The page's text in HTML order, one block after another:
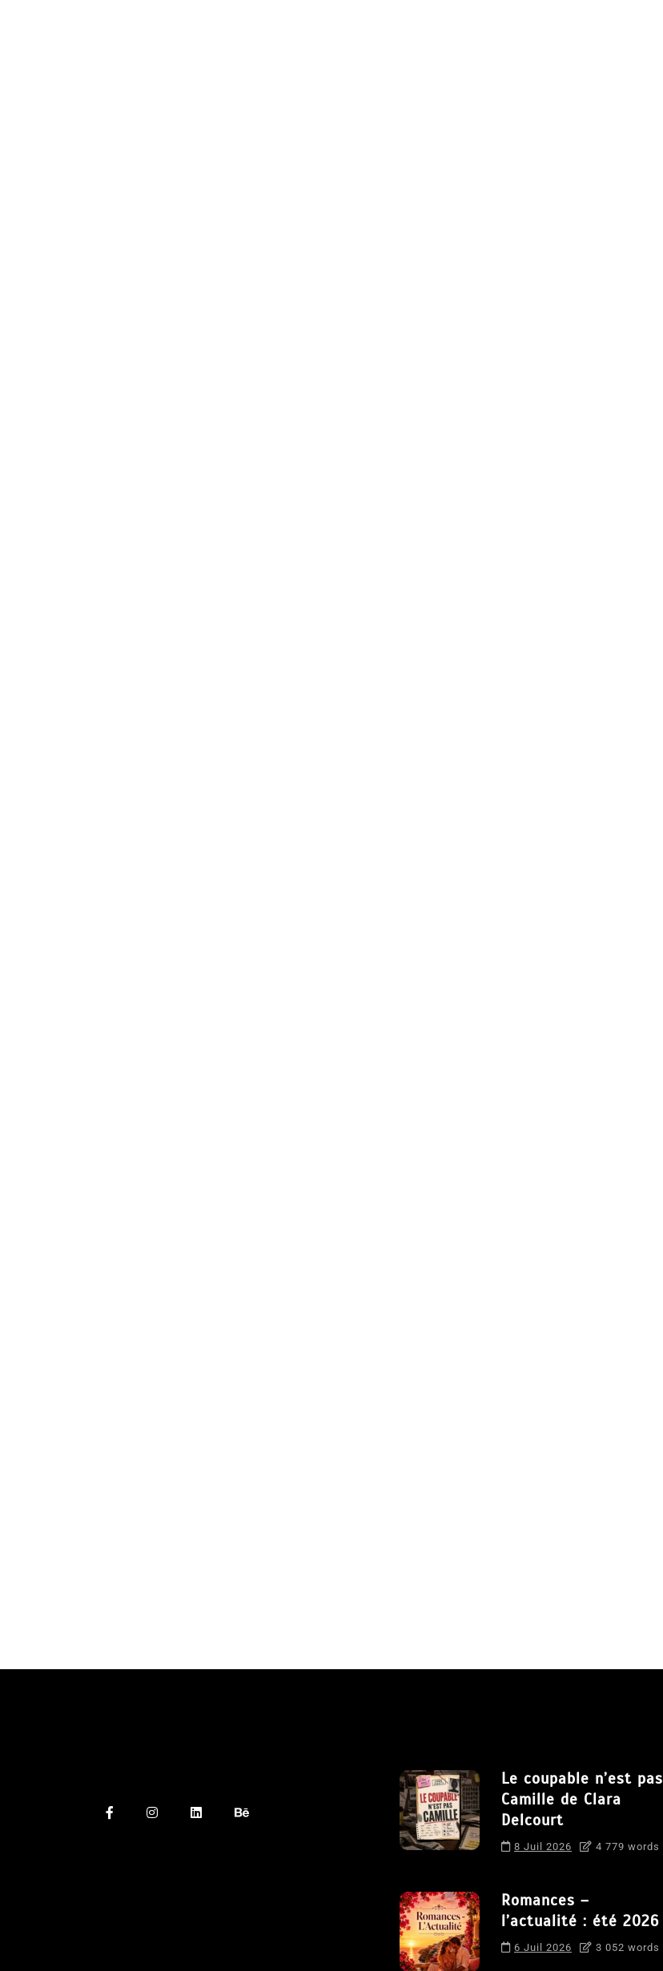
Le coupable n’est pas
Camille de Clara
Delcourt
8 Juil 2026 4 779 words
Romances –
l’actualité : été 2026
6 Juil 2026 3 052 words